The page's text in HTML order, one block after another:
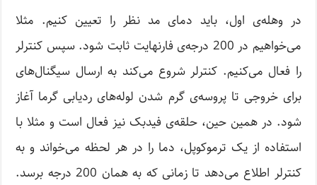
در وهله‌ی اول، باید دمای مد نظر را تعیین کنیم. مثلا
می‌خواهیم در 200 درجه‌ی فارنهایت ثابت شود. سپس کنترلر
را فعال می‌کنیم. کنترلر شروع می‌کند به ارسال سیگنال‌های
برای خروجی تا پروسه‌ی گرم شدن لوله‌های ردیابی گرما آغاز
شود. در همین حین، حلقه‌ی فیدبک نیز فعال است و مثلا با
استفاده از یک ترموکوپل، دما را در هر لحظه می‌خواند و به
کنترلر اطلاع می‌دهد تا زمانی که به همان 200 درجه برسد.